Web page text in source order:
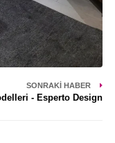
SONRAKI HABER
- Esperto Design